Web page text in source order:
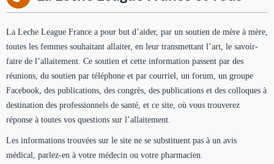
La Leche League France a pour but d’aider, par un soutien de mère à mère,
toutes les femmes souhaitant allaiter, en leur transmettant l’art, le savoir-
faire de l’allaitement. Ce soutien et cette information passent par des
réunions, du soutien par téléphone et par courriel, un forum, un groupe
Facebook, des publications, des congrès, des publications et des colloques à
destination des professionnels de santé, et ce site, où vous trouverez
réponse à toutes vos questions sur l’allaitement.
Les informations trouvées sur le site ne se substituent pas à un avis
médical, parlez-en à votre médecin ou votre pharmacien.